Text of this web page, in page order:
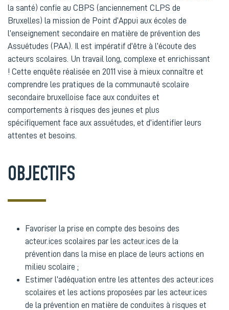
la santé) confie au CBPS (anciennement CLPS de
Bruxelles) la mission de Point d’Appui aux écoles de
l’enseignement secondaire en matière de prévention des
Assuétudes (PAA). Il est impératif d’être à l’écoute des
acteurs scolaires. Un travail long, complexe et enrichissant
! Cette enquête réalisée en 2011 vise à mieux connaître et
comprendre les pratiques de la communauté scolaire
secondaire bruxelloise face aux conduites et
comportements à risques des jeunes et plus
spécifiquement face aux assuétudes, et d’identifier leurs
attentes et besoins.
OBJECTIFS
favoriser la prise en compte des besoins des
acteur.ices scolaires par les acteur.ices de la
prévention dans la mise en place de leurs actions en
milieu scolaire ;
Estimer l’adéquation entre les attentes des acteur.ices
scolaires et les actions proposées par les acteur.ices
de la prévention en matière de conduites à risques et